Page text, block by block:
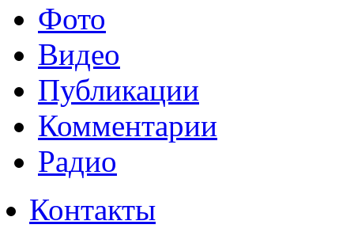
Фото
Видео
Публикации
Комментарии
Радио
Контакты